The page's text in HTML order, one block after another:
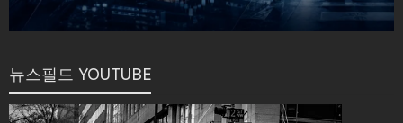
뉴스필드 YOUTUBE